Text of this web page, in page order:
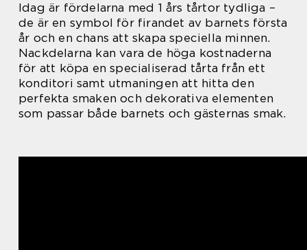
Idag är fördelarna med 1 års tårtor tydliga –
de är en symbol för firandet av barnets första
år och en chans att skapa speciella minnen.
Nackdelarna kan vara de höga kostnaderna
för att köpa en specialiserad tårta från ett
konditori samt utmaningen att hitta den
perfekta smaken och dekorativa elementen
som passar både barnets och gästernas smak.